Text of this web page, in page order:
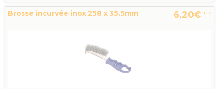
Brosse incurvée inox 258 x 35.5mm 6,20€ TTC